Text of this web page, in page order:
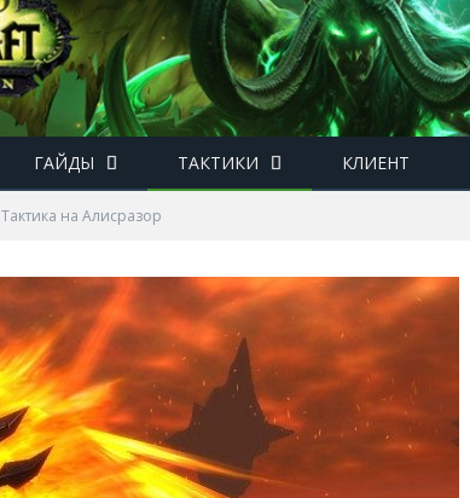
ГАЙДЫ ТАКТИКИ КЛИЕНТ
Тактика на Алисразор